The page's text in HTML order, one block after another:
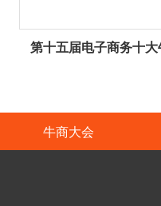
第十五届电子商务十
牛商大会